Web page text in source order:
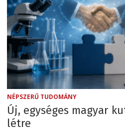
NÉPSZERŰ TUDOMÁNY
Új, egységes magyar
létre